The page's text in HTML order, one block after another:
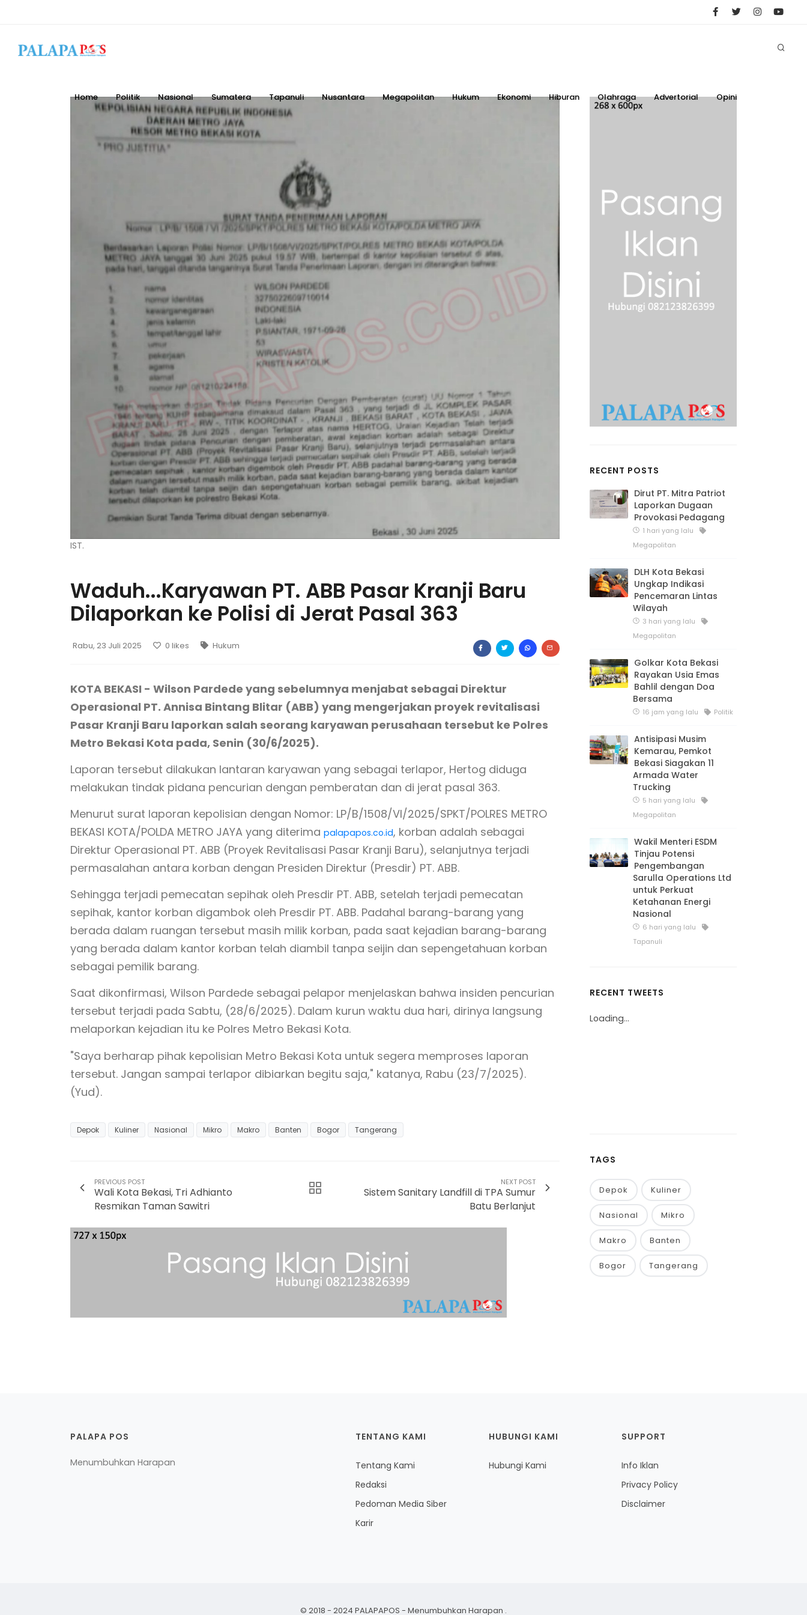
Home Politik Nasional Sumatera Tapanuli Nusantara Megapolitan Hukum Ekonomi Hiburan Olahraga Advertorial Opini
IST.
Waduh...Karyawan PT. ABB Pasar Kranji Baru
Dilaporkan ke Polisi di Jerat Pasal 363
Rabu, 23 Juli 2025 0 likes Hukum
KOTA BEKASI - Wilson Pardede yang sebelumnya menjabat sebagai Direktur
Operasional PT. Annisa Bintang Blitar (ABB) yang mengerjakan proyek revitalisasi
Pasar Kranji Baru laporkan salah seorang karyawan perusahaan tersebut ke Polres
Metro Bekasi Kota pada, Senin (30/6/2025).
Laporan tersebut dilakukan lantaran karyawan yang sebagai terlapor, Hertog diduga
melakukan tindak pidana pencurian dengan pemberatan dan di jerat pasal 363.
Menurut surat laporan kepolisian dengan Nomor: LP/B/1508/VI/2025/SPKT/POLRES METRO
BEKASI KOTA/POLDA METRO JAYA yang diterima palapapos.co.id, korban adalah sebagai
Direktur Operasional PT. ABB (Proyek Revitalisasi Pasar Kranji Baru), selanjutnya terjadi
permasalahan antara korban dengan Presiden Direktur (Presdir) PT. ABB.
Sehingga terjadi pemecatan sepihak oleh Presdir PT. ABB, setelah terjadi pemecatan
sepihak, kantor korban digambok oleh Presdir PT. ABB. Padahal barang-barang yang
berada dalam ruangan tersebut masih milik korban, pada saat kejadian barang-barang
yang berada dalam kantor korban telah diambil tanpa seijin dan sepengetahuan korban
sebagai pemilik barang.
Saat dikonfirmasi, Wilson Pardede sebagai pelapor menjelaskan bahwa insiden pencurian
tersebut terjadi pada Sabtu, (28/6/2025). Dalam kurun waktu dua hari, dirinya langsung
melaporkan kejadian itu ke Polres Metro Bekasi Kota.
"Saya berharap pihak kepolisian Metro Bekasi Kota untuk segera memproses laporan
tersebut. Jangan sampai terlapor dibiarkan begitu saja," katanya, Rabu (23/7/2025).
(Yud).
Depok Kuliner Nasional Mikro Makro Banten Bogor Tangerang
PREVIOUS POST
Wali Kota Bekasi, Tri Adhianto
Resmikan Taman Sawitri
NEXT POST
Sistem Sanitary Landfill di TPA Sumur
Batu Berlanjut
RECENT POSTS
Dirut PT. Mitra Patriot
Laporkan Dugaan
Provokasi Pedagang
1 hari yang lalu
Megapolitan
DLH Kota Bekasi
Ungkap Indikasi
Pencemaran Lintas
Wilayah
3 hari yang lalu
Megapolitan
Golkar Kota Bekasi
Rayakan Usia Emas
Bahlil dengan Doa
Bersama
16 jam yang lalu Politik
Antisipasi Musim
Kemarau, Pemkot
Bekasi Siagakan 11
Armada Water
Trucking
5 hari yang lalu
Megapolitan
Wakil Menteri ESDM
Tinjau Potensi
Pengembangan
Sarulla Operations Ltd
untuk Perkuat
Ketahanan Energi
Nasional
6 hari yang lalu
Tapanuli
RECENT TWEETS
Loading...
TAGS
Depok Kuliner
Nasional Mikro
Makro Banten
Bogor Tangerang
PALAPA POS
Menumbuhkan Harapan
TENTANG KAMI
Tentang Kami
Redaksi
Pedoman Media Siber
Karir
HUBUNGI KAMI
Hubungi Kami
SUPPORT
Info Iklan
Privacy Policy
Disclaimer
© 2018 - 2024 PALAPAPOS - Menumbuhkan Harapan .